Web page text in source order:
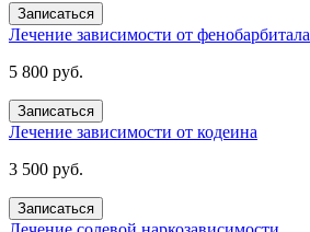
Записаться
Лечение зависимости от фенобарбитала
5 800 руб.
Записаться
Лечение зависимости от кодеина
3 500 руб.
Записаться